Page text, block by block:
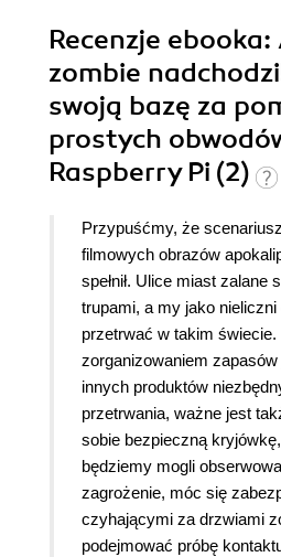
Recenzje ebooka:
zombie
swoją bazę za
prostych
Raspberry Pi (2)
Przypuśćmy, że
filmowych obrazów
spełnił. Ulice miast zalane
trupami, a my jako
przetrwać w takim świecie.
zorganizowaniem
innych produktów
przetrwania, ważne jest
sobie bezpieczną
będziemy mogli
zagrożenie, móc się
czyhającymi za drzwiami
podejmować próbę